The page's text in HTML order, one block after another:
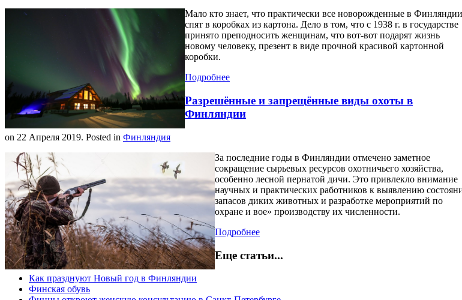
Мало кто знает, что практически все новорожденные в Финляндии
спят в коробках из картона. Дело в том, что с 1938 г. в государстве
принято преподносить женщинам, что вот-вот подарят жизнь
новому человеку, презент в виде прочной красивой картонной
коробки.
Подробнее
Разрешённые и запрещённые виды охоты в
Финляндии
on 22 Апреля 2019. Posted in Финляндия
За последние годы в Финляндии отмечено заметное
сокращение сырьевых ресурсов охотничьего хозяйства,
особенно лесной пернатой дичи. Это привлекло внимание
научных и практических работников к выявлению
запасов диких животных и разработке мероприятий по
охране и вое» производству их численности.
Подробнее
Еще статьи...
Как празднуют Новый год в Финляндии
Финская обувь